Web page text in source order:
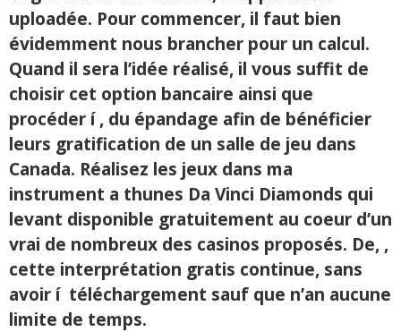
uploadée. Pour commencer, il faut bien
évidemment nous brancher pour un calcul.
Quand il sera l’idée réalisé, il vous suffit de
choisir cet option bancaire ainsi que
procéder í , du épandage afin de bénéficier
leurs gratification de un salle de jeu dans
Canada. Réalisez les jeux dans ma
instrument a thunes Da Vinci Diamonds qui
levant disponible gratuitement au coeur d’un
vrai de nombreux des casinos proposés. De, ,
cette interprétation gratis continue, sans
avoir í téléchargement sauf que n’an aucune
limite de temps.